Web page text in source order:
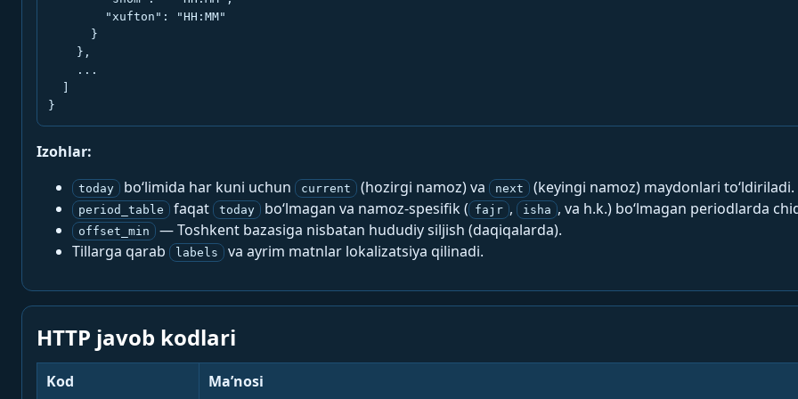
        "xufton": "HH:MM"
      }
    },
    ...
}
Izohlar:
today bo‘limida har kuni uchun current (hozirgi namoz) va next (keyingi namoz) maydonlari to‘ldiriladi.
period_table faqat today bo‘lmagan va namoz-spesifik ( fajr , isha , va h.k.) bo‘lmagan periodlarda
offset_min
— Toshkent bazasiga nisbatan hududiy siljish (daqiqalarda).
Tillarga qarab
labels va ayrim matnlar lokalizatsiya qilinadi.
HTTP javob kodlari
Kod Ma’nosi